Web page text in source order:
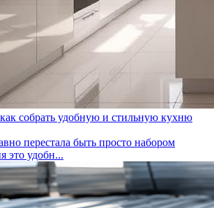
собрать удобную и стильную кухню
перестала быть просто набором
это удобн...